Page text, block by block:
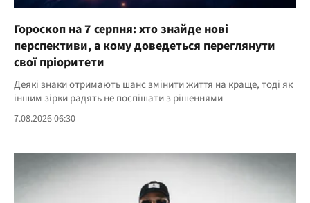
Гороскоп на 7 серпня: хто знайде нові
перспективи, а кому доведеться переглянути
свої пріоритети
Деякі знаки отримають шанс змінити життя на краще, тоді як
іншим зірки радять не поспішати з рішеннями
7.08.2026 06:30